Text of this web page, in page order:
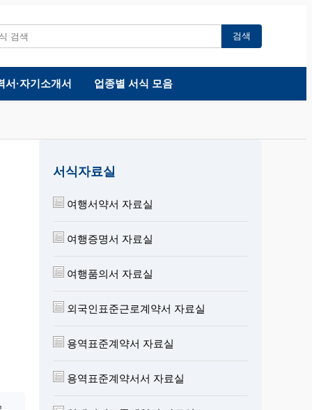
검색
서·자기소개서 업종별 서식 모음
서식자료실
여행서약서 자료실
여행증명서 자료실
여행품의서 자료실
외국인표준근로계약서 자료실
용역표준계약서 자료실
용역표준계약서서 자료실